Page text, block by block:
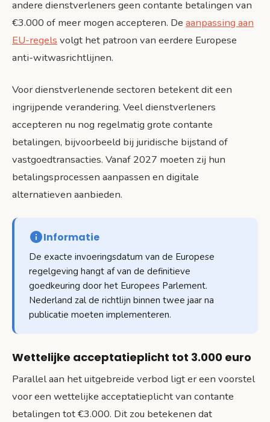
andere dienstverleners geen contante betalingen van
€3.000 of meer mogen accepteren. De aanpassing aan
EU-regels volgt het patroon van eerdere Europese
anti-witwasrichtlijnen.
Voor dienstverlenende sectoren betekent dit een
ingrijpende verandering. Veel dienstverleners
accepteren nu nog regelmatig grote contante
betalingen, bijvoorbeeld bij juridische bijstand of
vastgoedtransacties. Vanaf 2027 moeten zij hun
betalingsprocessen aanpassen en digitale
alternatieven aanbieden.
Informatie
De exacte invoeringsdatum van de Europese
regelgeving hangt af van de definitieve
goedkeuring door het Europees Parlement.
Nederland zal de richtlijn binnen twee jaar na
publicatie moeten implementeren.
Wettelijke acceptatieplicht tot 3.000 euro
Parallel aan het uitgebreide verbod ligt er een voorstel
voor een wettelijke acceptatieplicht van contante
betalingen tot €3.000. Dit zou betekenen dat